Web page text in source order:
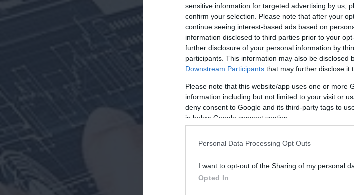
sensitive information for targeted advertising by us,
confirm your selection. Please note that after your
continue seeing interest-based ads based on
information disclosed to third parties prior to your
further disclosure of your personal information by
participants. This information may also be disclosed
Downstream Participants that may further disclose it
Please note that this website/app uses one or more
information including but not limited to your visit or
deny consent to Google and its third-party tags to
in below Google consent section.
Personal Data Processing Opt Outs
I want to opt-out of the Sharing of my personal
Opted In